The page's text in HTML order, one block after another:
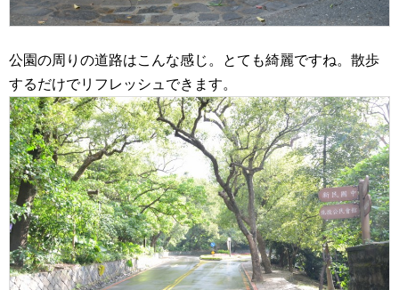
公園の周りの道路はこんな感じ。とても綺麗ですね。散歩
するだけでリフレッシュできます。